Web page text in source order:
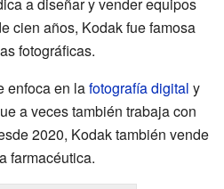
cien años, Kodak fue famosa
fotográficas.
enfoca en lafotografía digital y
a veces también trabaja con
2020, Kodak también vende
farmacéutica.